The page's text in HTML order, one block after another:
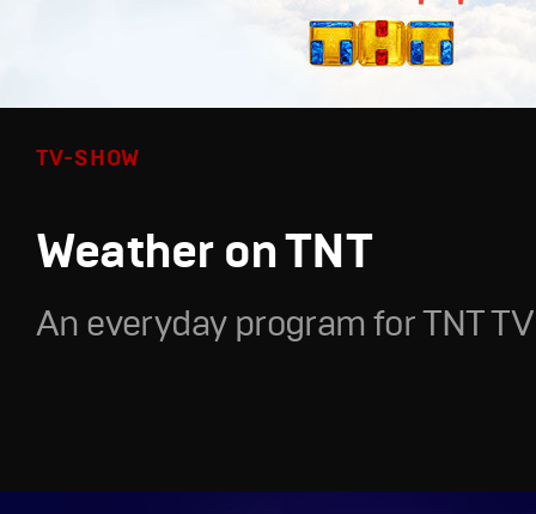
TV-SHOW
Weather on TNT
An everyday program for TNT